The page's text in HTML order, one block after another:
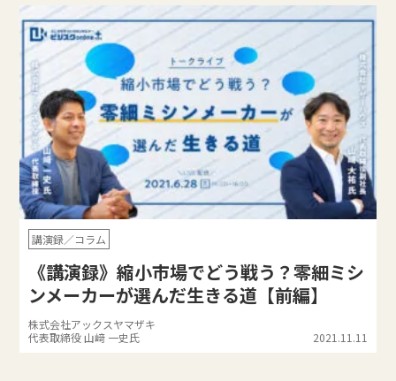
講演録／コラム
《講演録》縮小市場でどう戦う？零細ミシ
ンメーカーが選んだ生きる道【前編】
株式会社アックスヤマザキ
代表取締役 山﨑 一史氏
2021.11.11